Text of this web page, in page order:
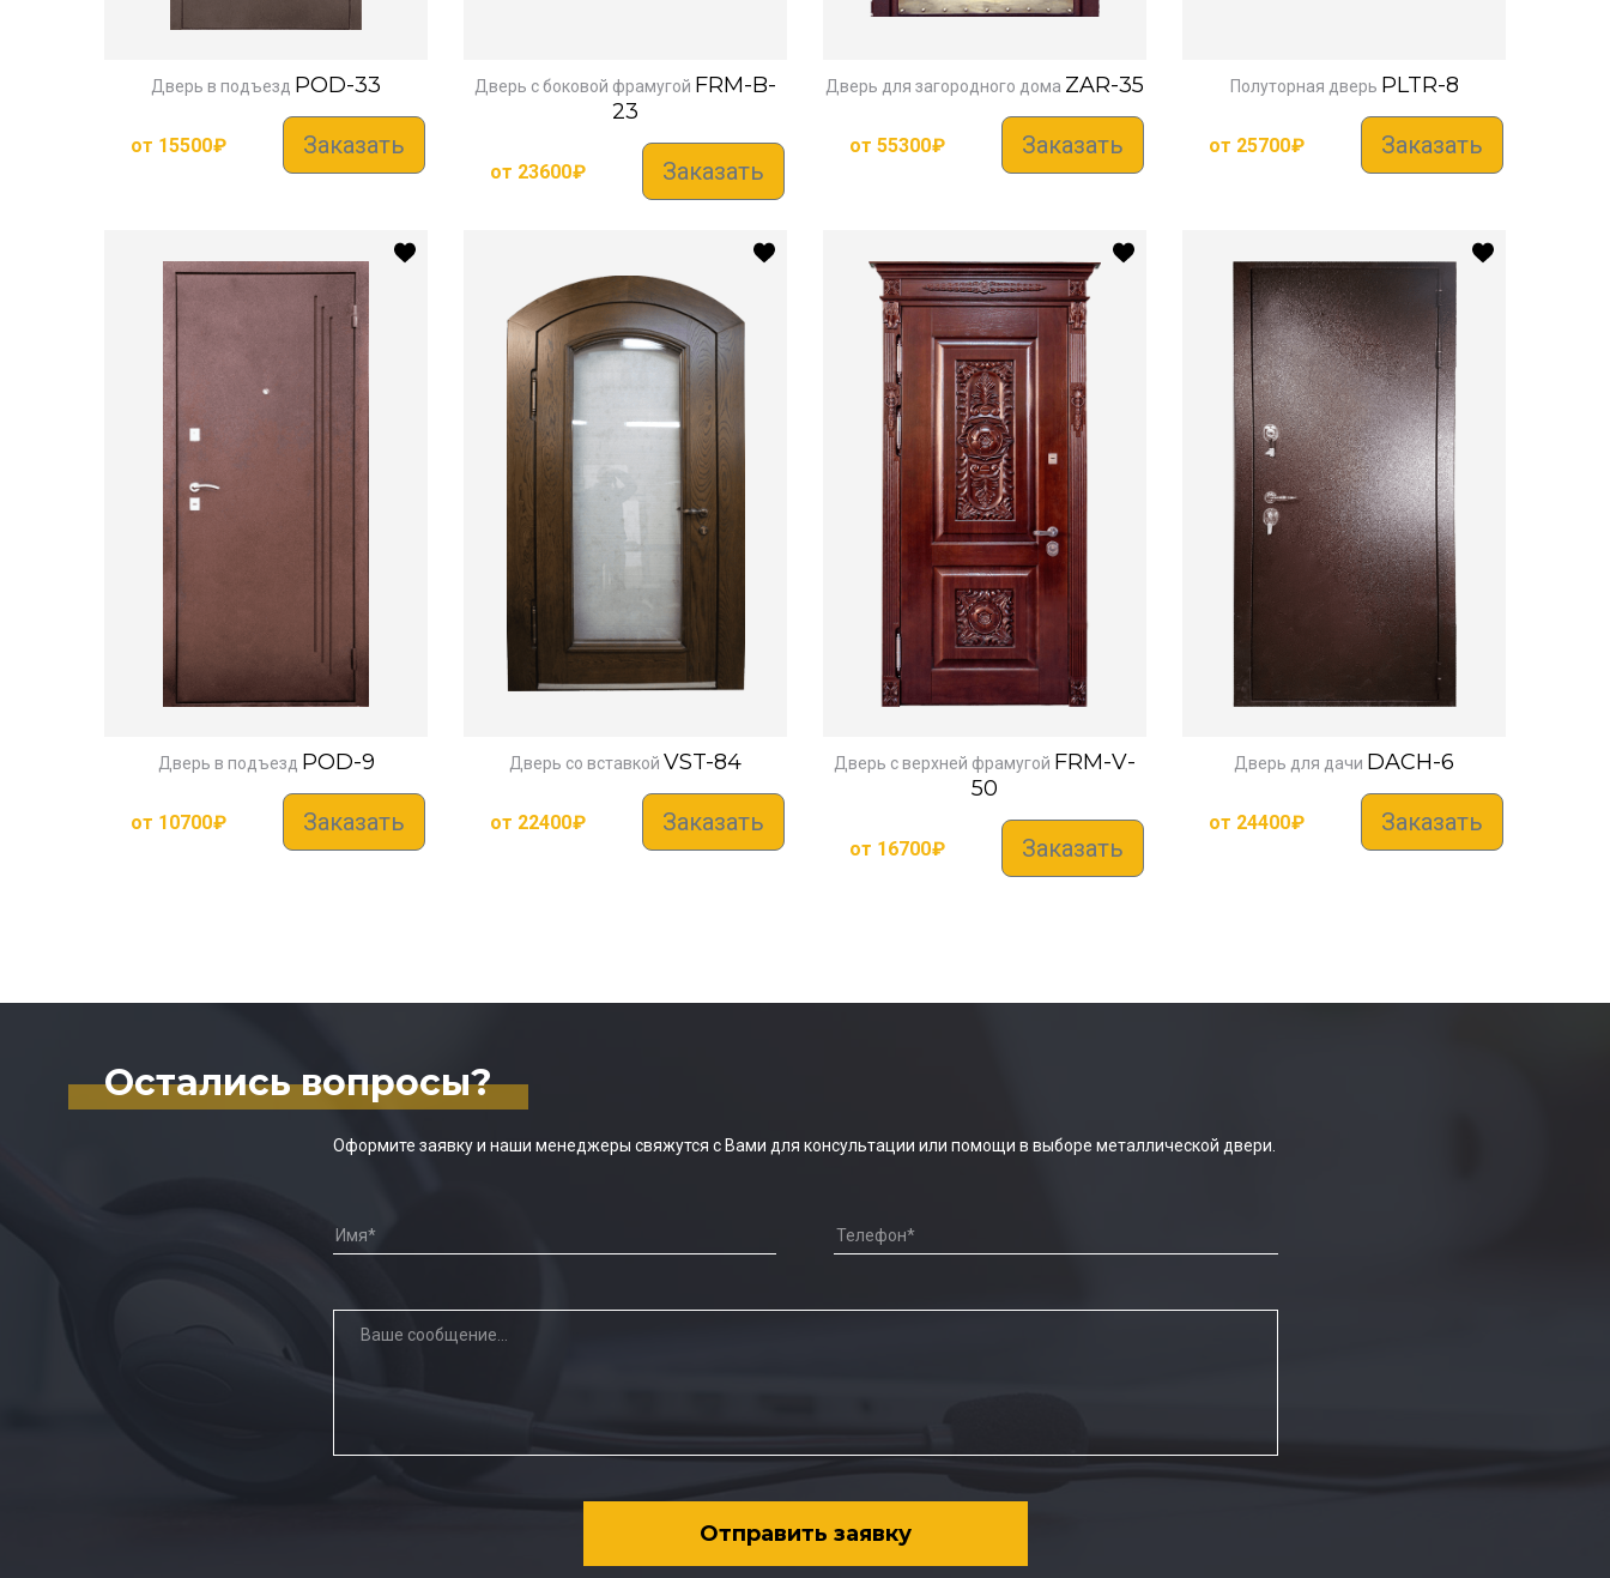
Дверь в подъезд POD-33
от 15500₽ Заказать
Дверь с боковой фрамугой FRM-B-
23
от 23600₽ Заказать
Дверь для загородного дома ZAR-35
от 55300₽ Заказать
Полуторная дверь PLTR-8
от 25700₽ Заказать
Дверь в подъезд POD-9
от 10700₽ Заказать
Дверь со вставкой VST-84
от 22400₽ Заказать
Дверь с верхней фрамугой FRM-V-
50
от 16700₽ Заказать
Дверь для дачи DACH-6
от 24400₽ Заказать
Остались вопросы?
Оформите заявку и наши менеджеры свяжутся с Вами для консультации или помощи в выборе металлической двери.
Отправить заявку